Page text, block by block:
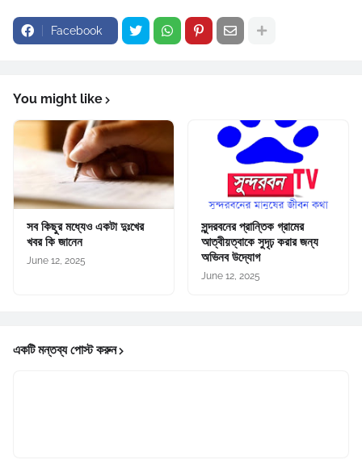
Facebook
You might like
সব কিছুর মধ্যেও একটা দুঃখের
খবর কি জানেন
June 12, 2025
সুন্দরবনের প্রান্তিক গ্রামের
আত্বীয়ত্বাকে সুদৃঢ় করার জন্য
অভিনব উদ্যোগ
June 12, 2025
একটি মন্তব্য পোস্ট করুন